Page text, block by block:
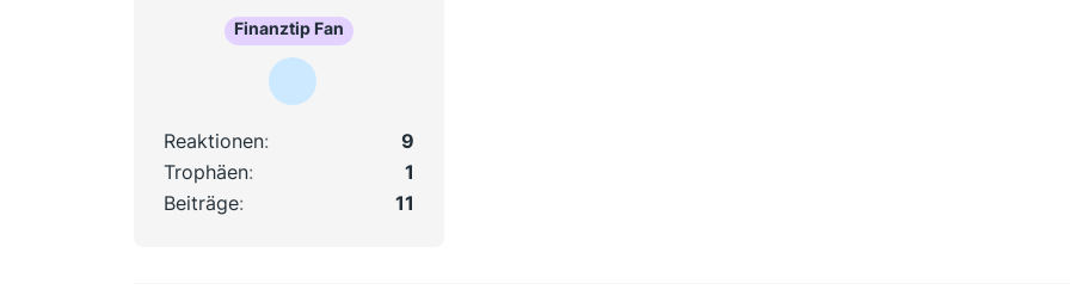
Finanztip Fan
Reaktionen
9
Trophäen
1
Beiträge
11